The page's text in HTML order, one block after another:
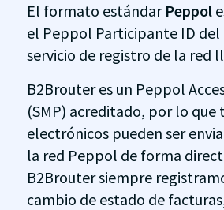
El formato estándar Peppol
el Peppol Participante ID
servicio de registro de la red
B2Brouter es un Peppol
(SMP) acreditado, por lo
electrónicos pueden ser
la red Peppol de forma
B2Brouter siempre
cambio de estado de